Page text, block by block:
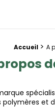
de
Accueil > A
polymères et